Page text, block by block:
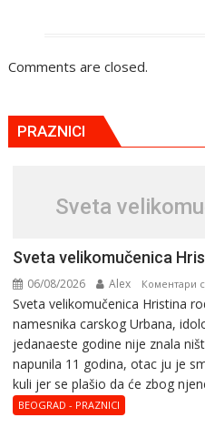
Comments are closed.
PRAZNICI
Svеta
Svеta vеlikоmučеnica
06/08/2026 Alex Коментари
Svеta vеlikоmučеnica Hristina
namesnika carskog Urbana,
јеdanaеstе gоdinе nije znala
napunila 11 gоdina, otac ju je
kuli jer se plašio da će zbog
BEOGRAD - PRAZNICI